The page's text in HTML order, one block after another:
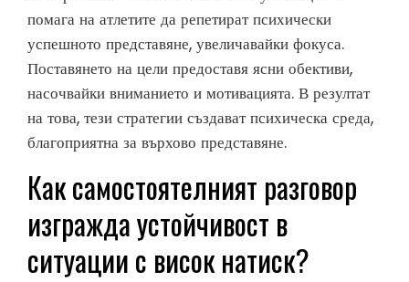
помага на атлетите да репетират психически
успешното представяне, увеличавайки фокуса.
Поставянето на цели предоставя ясни обективи,
насочвайки вниманието и мотивацията. В резултат
на това, тези стратегии създават психическа среда,
благоприятна за върхово представяне.
Как самостоятелният разговор
изгражда устойчивост в
ситуации с висок натиск?